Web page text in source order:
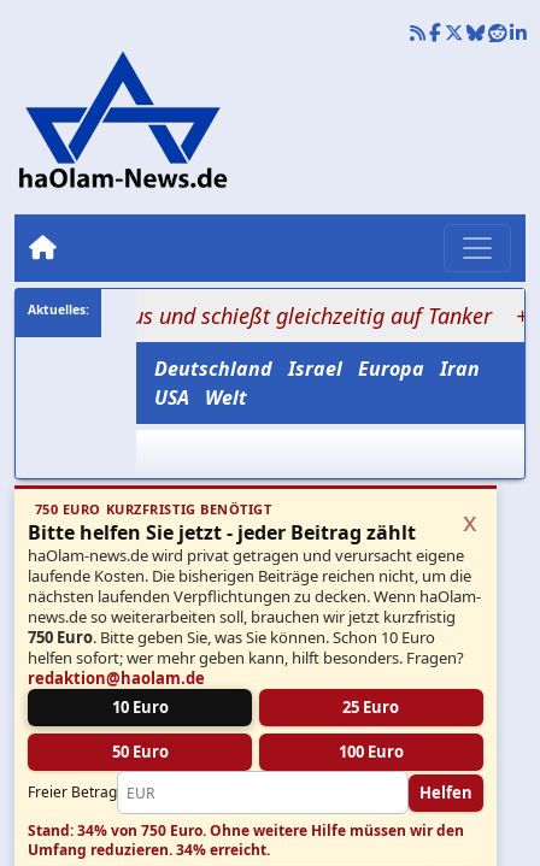
und schießt gleichzeitig auf Tanker +++
Deutschland Israel Europa Iran
USA
Welt
750 EURO KURZFRISTIG BENÖTIGT
Bitte helfen Sie jetzt - jeder Beitrag zählt
haOlam-news.de wird privat getragen und verursacht eigene
laufende Kosten. Die bisherigen Beiträge reichen nicht, um die
nächsten laufenden Verpflichtungen zu decken. Wenn haOlam-
news.de so weiterarbeiten soll, brauchen wir jetzt kurzfristig
750 Euro. Bitte geben Sie, was Sie können. Schon 10 Euro
helfen sofort; wer mehr geben kann, hilft besonders. Fragen?
redaktion@haolam.de
10 Euro
25 Euro
50 Euro 100 Euro
Freier Betrag Helfen
x
Stand: 34% von 750 Euro.Ohne weitere Hilfe müssen wir den
Umfang reduzieren.34% erreicht.